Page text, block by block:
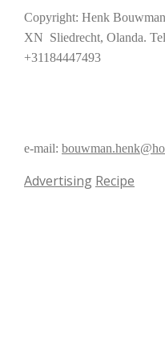
Copyright: Henk
XN Sliedrecht, Olanda. Tel
+31184447493
e-mail:
Advertising Recipe